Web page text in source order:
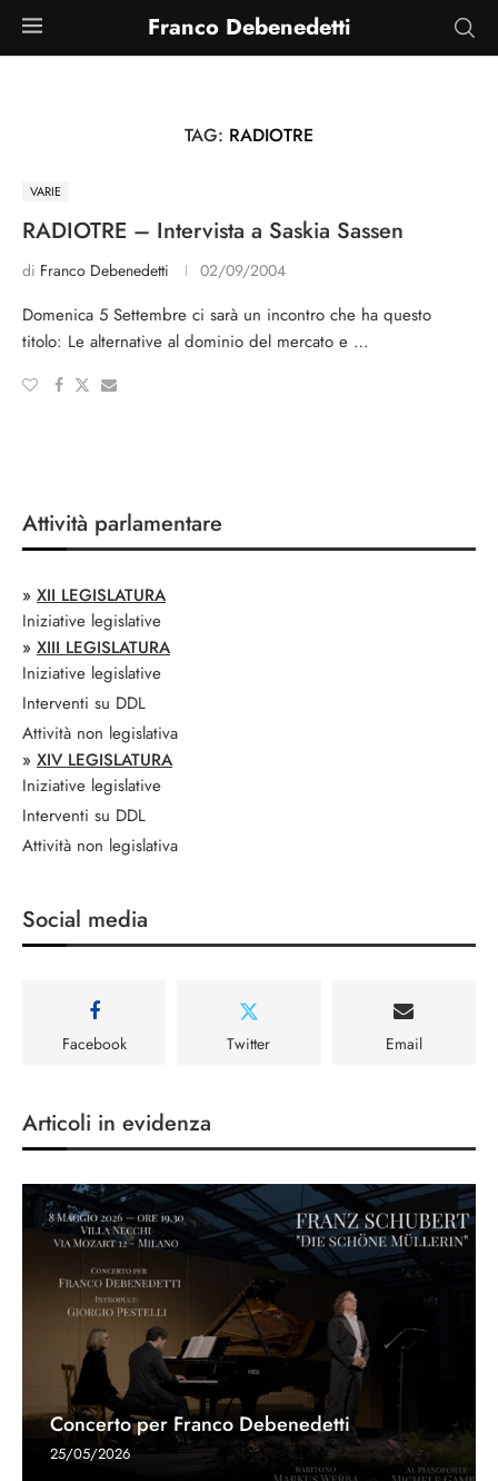
Franco Debenedetti
TAG: RADIOTRE
VARIE
RADIOTRE – Intervista a Saskia Sassen
di Franco Debenedetti 02/09/2004
Domenica 5 Settembre ci sarà un incontro che ha questo
titolo: Le alternative al dominio del mercato e …
Attività parlamentare
» XII LEGISLATURA
Iniziative legislative
» XIII LEGISLATURA
Iniziative legislative
Interventi su DDL
Attività non legislativa
» XIV LEGISLATURA
Iniziative legislative
Interventi su DDL
Attività non legislativa
Social media
Facebook Twitter Email
Articoli in evidenza
Concerto per Franco Debenedetti
25/05/2026